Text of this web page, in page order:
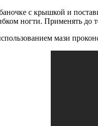
с крышкой и
ногти. Применять до
мази